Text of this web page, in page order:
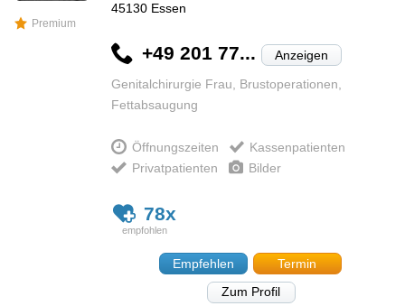
Premium
45130 Essen
+49 201 77... Anzeigen
Genitalchirurgie Frau, Brustoperationen,
Fettabsaugung
Öffnungszeiten
Kassenpatienten
Privatpatienten
Bilder
78x
Empfehlen
Termin
Zum Profil